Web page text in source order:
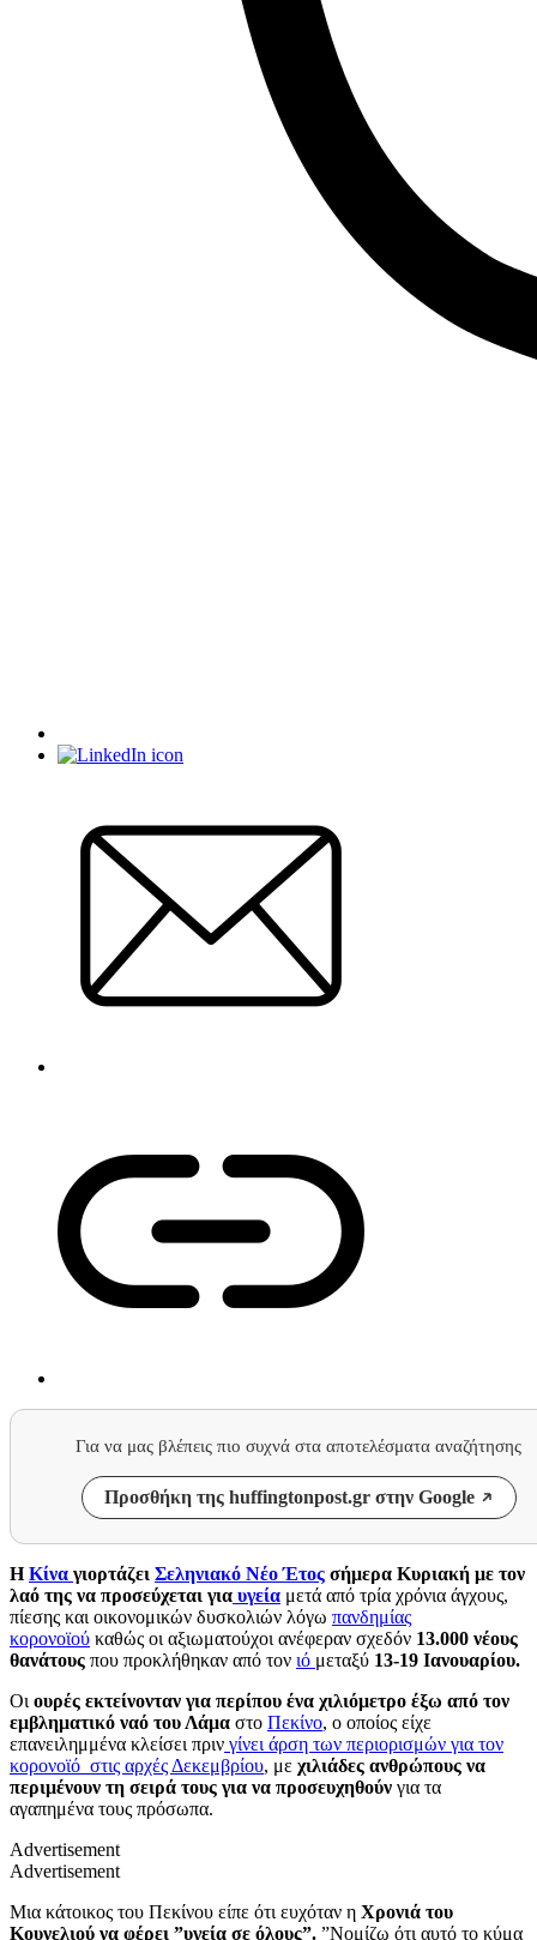
Για να μας βλέπεις πιο συχνά στα αποτελέσματα αναζήτησης
Προσθήκη της huffingtonpost.gr στην Google
ΗΚίνα γιορτάζει Σεληνιακό Νέο Έτος σήμερα Κυριακή με τον
λαό της να προσεύχεται για υγεία μετά από τρία χρόνια άγχους,
πίεσης και οικονομικών δυσκολιών λόγω πανδημίας
κορονοϊού καθώς οι αξιωματούχοι ανέφεραν σχεδόν 13.000 νέους
θανάτους που προκλήθηκαν από τον ιό μεταξύ 13-19 Ιανουαρίου.
Οι ουρές εκτείνονταν για περίπου ένα χιλιόμετρο έξω από τον
εμβληματικό ναό του Λάμα στο Πεκίνο, ο οποίος είχε
επανειλημμένα κλείσει πριν γίνει άρση των περιορισμών για τον
κορονοϊό στις αρχές Δεκεμβρίου, με χιλιάδες ανθρώπους να
περιμένουν τη σειρά τους για να προσευχηθούν για τα
αγαπημένα τους πρόσωπα.
Advertisement
Advertisement
Μια κάτοικος του Πεκίνου είπε ότι ευχόταν η Χρονιά του
Κουνελιού να φέρει ”υγεία σε όλους”. ”Νομίζω ότι αυτό το κύμα